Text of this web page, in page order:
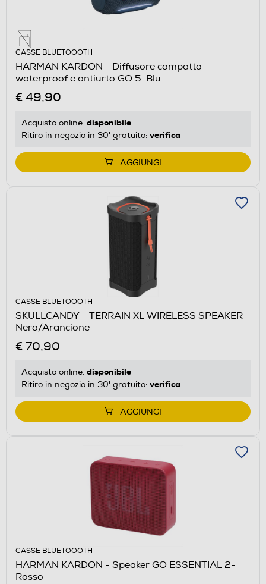
CASSE BLUETOOOTH
HARMAN KARDON - Diffusore compatto
waterproof e antiurto GO 5-Blu
€ 49,90
Acquisto online: disponibile
Ritiro in negozio in 30' gratuito: verifica
AGGIUNGI
CASSE BLUETOOOTH
SKULLCANDY - TERRAIN XL WIRELESS SPEAKER-
Nero/Arancione
€ 70,90
Acquisto online: disponibile
Ritiro in negozio in 30' gratuito: verifica
AGGIUNGI
CASSE BLUETOOOTH
HARMAN KARDON - Speaker GO ESSENTIAL 2-
Rosso